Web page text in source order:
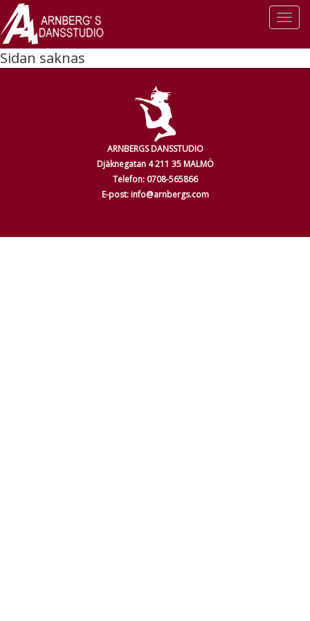
Sidan saknas
ARNBERGS DANSSTUDIO
Djäknegatan 4 211 35 MALMÖ
Telefon: 0708-565866
E-post: info@arnbergs.com